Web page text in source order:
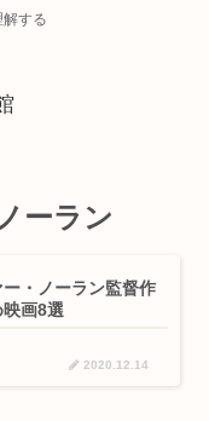
する
ーラン
・ノーラン監督作
画8選
2020.12.14